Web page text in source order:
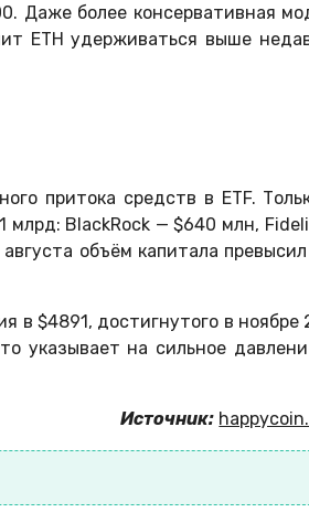
Даже более консервативная
ETH удерживаться выше
притока средств в ETF.
млрд: BlackRock — $640 млн,
объём капитала превысил
в $4891, достигнутого в ноябре
указывает на сильное
Источник: